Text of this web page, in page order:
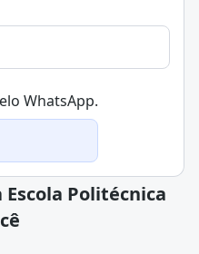
WhatsApp.
Politécnica